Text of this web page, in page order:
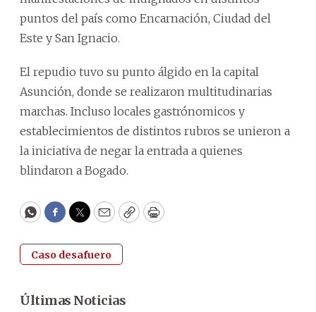
puntos del país como Encarnación, Ciudad del
Este y San Ignacio.
El repudio tuvo su punto álgido en la capital
Asunción, donde se realizaron multitudinarias
marchas. Incluso locales gastrónomicos y
establecimientos de distintos rubros se unieron a
la iniciativa de negar la entrada a quienes
blindaron a Bogado.
WhatsApp
Facebook
Twitter
EmailCopyPrint
Caso desafuero
Últimas Noticias